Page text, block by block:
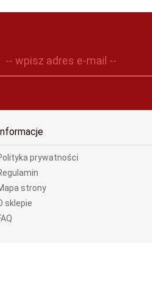
-- wpisz adres e-mail --
prywatności
strony
sklepie